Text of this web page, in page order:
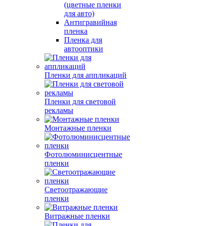
(цветные пленки
для авто)
Антигравийная
пленка
Пленка для
автооптики
Пленки для аппликаций
Пленки для световой
рекламы
Монтажные пленки
Фотолюминисцентные
пленки
Светоотражающие
пленки
Витражные пленки